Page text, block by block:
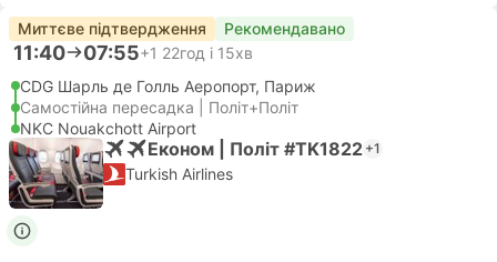
Миттєве підтвердження Рекомендавано
11:40 07:55+1 22год і 15хв
CDG Шарль де Голль Аеропорт, Париж
Самостійна пересадка | Політ+Політ
NKC Nouakchott Airport
Економ | Політ #TK1822 +1
Turkish Airlines